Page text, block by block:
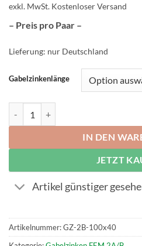
exkl. MwSt. Kostenloser Versand
– Preis pro Paar –
Lieferung: nur Deutschland
Gabelzinkenlänge
IN DEN
JETZT
Artikel günstiger
Artikelnummer:GZ-2B-100x40